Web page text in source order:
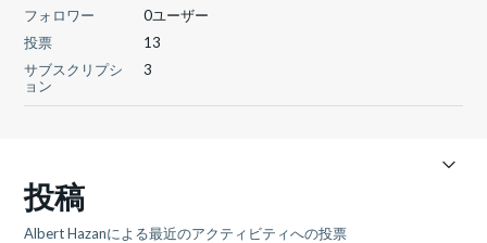
フォロワー
0ユーザー
投票
13
サブスクリプシ
ョン
3
投稿
Albert Hazanによる最近のアクティビティへの投票